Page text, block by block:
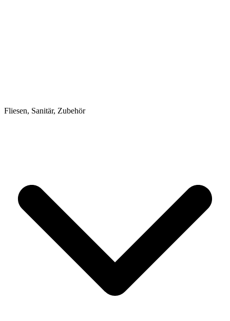
Fliesen, Sanitär, Zubehör